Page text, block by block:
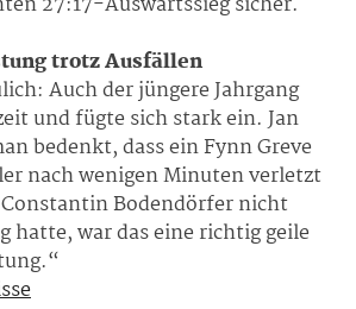
trotz Ausfällen
Auch der jüngere Jahrgang
und fügte sich stark ein. Jan
bedenkt, dass ein Fynn Greve
nach wenigen Minuten verletzt
Bodendörfer nicht
hatte, war das eine richtig geile